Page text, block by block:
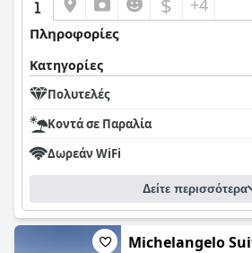
+4
Πληροφορίες
Κατηγορίες
Πολυτελές
Κοντά σε Παραλία
Δωρεάν WiFi
Δείτε περισσότερα
Michelangelo